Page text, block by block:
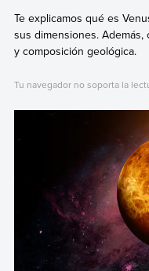
Te explicamos qué es
sus dimensiones.
y composición geológica.
Tu navegador no soporta la